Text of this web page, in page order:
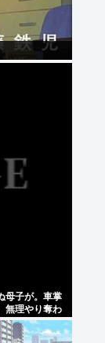
母子が。車掌
無理やり奪わ
うか？ 8/7